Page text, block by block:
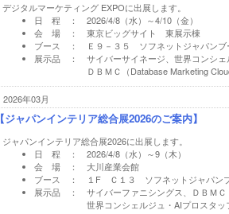
デジタルマーケティング EXPOに出展します。
日 程 ： 2026/4/8（水）～4/10（金）
会 場 ： 東京ビッグサイト 東展示棟
ブース ： Ｅ９－３５ ソフネットジャパンブ
展示品 ： サイバーサイネージ、世界コンシェ
ＤＢＭＣ（Database Marketing Cloud
2026年03月
【ジャパンインテリア総合展2026のご案内】
ジャパンインテリア総合展2026に出展します。
日 程 ： 2026/4/8（水）～9（木）
会 場 ： 大川産業会館
ブース ： １F Ｃ１３ ソフネットジャパン
展示品 ： サイバーファニシングス、ＤＢＭＣ
世界コンシェルジュ・AIプロスタッ